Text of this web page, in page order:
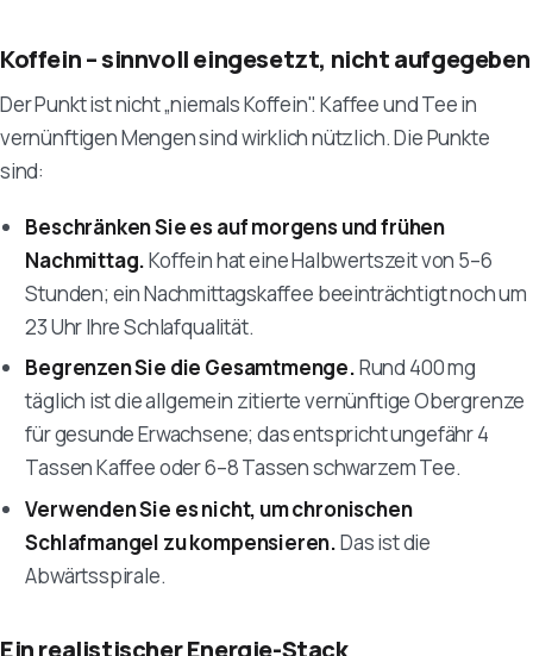
Koffein – sinnvoll eingesetzt, nicht aufgegeben
Der Punkt ist nicht „niemals Koffein". Kaffee und Tee in
vernünftigen Mengen sind wirklich nützlich. Die Punkte
sind:
Beschränken Sie es auf morgens und frühen
Nachmittag.Koffein hat eine Halbwertszeit von 5–6
Stunden; ein Nachmittagskaffee beeinträchtigt noch um
23 Uhr Ihre Schlafqualität.
Begrenzen Sie die Gesamtmenge.Rund 400 mg
täglich ist die allgemein zitierte vernünftige Obergrenze
für gesunde Erwachsene; das entspricht ungefähr 4
Tassen Kaffee oder 6–8 Tassen schwarzem Tee.
Verwenden Sie es nicht, um chronischen
Schlafmangel zu kompensieren.Das ist die
Abwärtsspirale.